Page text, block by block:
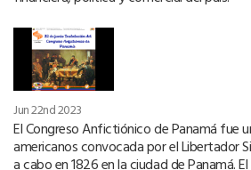
Jun 22nd 2023
El Congreso Anfictiónico de Panamá fue
americanos convocada por el Libertador
a cabo en 1826 en la ciudad de Panamá.